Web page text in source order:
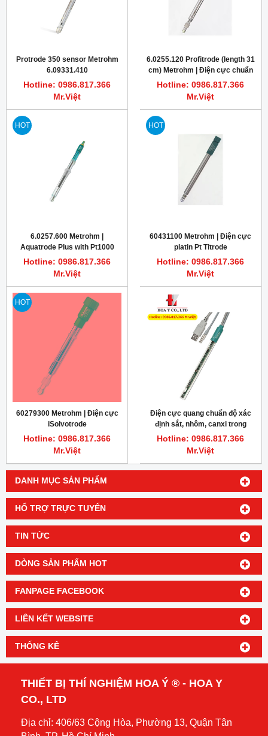
DANH MỤC SẢN PHẨM
HỔ TRỢ TRỰC TUYẾN
TIN TỨC
DÒNG SẢN PHẨM HOT
FANPAGE FACEBOOK
LIÊN KẾT WEBSITE
THỐNG KÊ
Protrode 350 sensor Metrohm
6.09331.410
Hotline: 0986.817.366
Mr.Việt
6.0255.120 Profitrode (length 31
cm) Metrohm | Điện cực chuẩn
độ, đo pH
Hotline: 0986.817.366
Mr.Việt
HOT
6.0257.600 Metrohm |
Aquatrode Plus with Pt1000
điện cực chuyên đo pH mẫu
nước tinh khiết
Hotline: 0986.817.366
Mr.Việt
HOT
60431100 Metrohm | Điện cực
platin Pt Titrode
Hotline: 0986.817.366
Mr.Việt
HOT
60279300 Metrohm | Điện cực
iSolvotrode
Hotline: 0986.817.366
Mr.Việt
Điện cực quang chuẩn độ xác
định sắt, nhôm, canxi trong
ximăng Optrode Metrohm
Hotline: 0986.817.366
Mr.Việt
THIẾT BỊ THÍ NGHIỆM HOA Ý ® - HOA Y
CO., LTD
Địa chỉ: 406/63 Cộng Hòa, Phường 13, Quận Tân